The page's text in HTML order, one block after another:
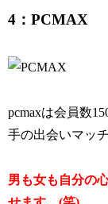
4：PCMAX
pcmaxは会員数
手の出会いマッ
男も女も自分の